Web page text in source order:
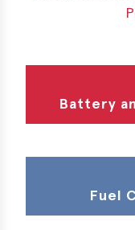
Battery
Fuel